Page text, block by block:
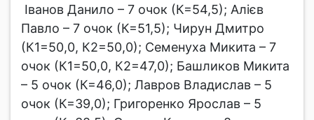
Іванов Данило – 7 очок (К=54,5); Алієв
Павло – 7 очок (К=51,5); Чирун Дмитро
(К1=50,0, К2=50,0); Семенуха Микита – 7
очок (К1=50,0, К2=47,0); Башликов Микита
– 5 очок (К=46,0); Лавров Владислав – 5
очок (К=39,0); Григоренко Ярослав – 5